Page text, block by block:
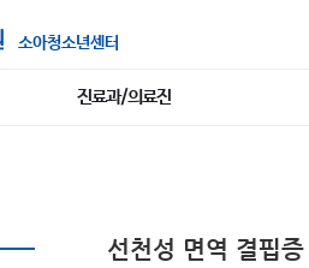
소아청소년센터
진료과/의료진
선천성 면역 결핍증